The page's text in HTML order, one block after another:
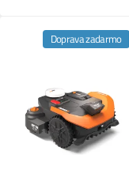
Doprava zadarmo